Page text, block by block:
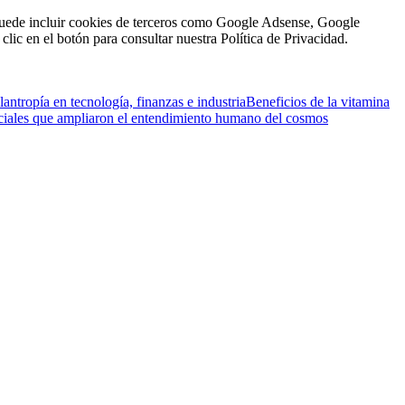
incluir cookies de terceros como Google Adsense, Google
en el botón para consultar nuestra Política de Privacidad.
en tecnología, finanzas e industriaBeneficios de la vitamina
que ampliaron el entendimiento humano del cosmos